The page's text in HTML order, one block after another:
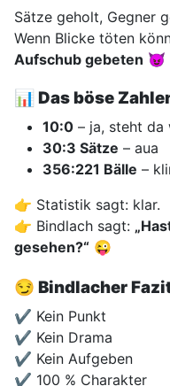
Sätze geholt, Gegner
Wenn Blicke töten
Aufschub gebeten 😈
📊 Das böse
10:0 – ja, steht da
30:3 Sätze – aua
356:221 Bälle –
👉 Statistik sagt: klar.
👉 Bindlach sagt:
gesehen?“ 😜
😏 Bindlacher
✔ Kein Punkt
✔ Kein Drama
✔ Kein Aufgeben
✔ 100 % Charakter